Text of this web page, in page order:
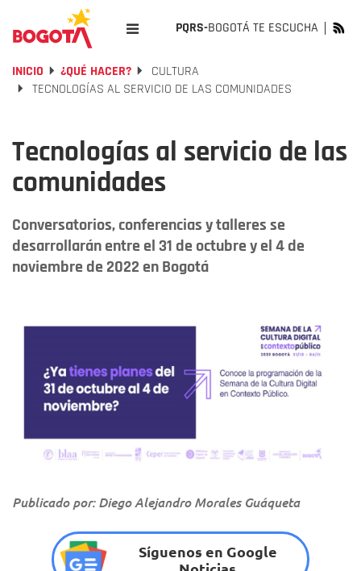
PQRS-BOGOTÁ TE ESCUCHA
INICIO ¿QUÉ HACER?
CULTURA
TECNOLOGÍAS AL SERVICIO DE LAS COMUNIDADES
Tecnologías al servicio de las
comunidades
Conversatorios, conferencias y talleres se
desarrollarán entre el 31 de octubre y el 4 de
noviembre de 2022 en Bogotá
Publicado por: Diego Alejandro Morales Guáqueta
Síguenos en Google